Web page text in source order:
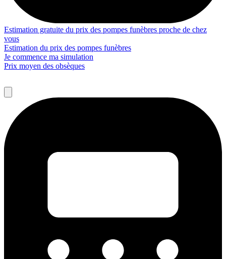
Estimation gratuite du prix des pompes funèbres proche de chez
vous
Estimation du prix des pompes funèbres
Je commence ma simulation
Prix moyen des obsèques